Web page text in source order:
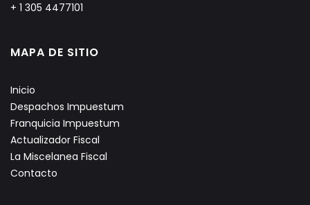
+ 1 305 4477101
MAPA DE SITIO
Inicio
Despachos Impuestum
Franquicia Impuestum
Actualizador Fiscal
La Miscelanea Fiscal
Contacto